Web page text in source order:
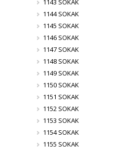
1143 SOKAK
1144 SOKAK
1145 SOKAK
1146 SOKAK
1147 SOKAK
1148 SOKAK
1149 SOKAK
1150 SOKAK
1151 SOKAK
1152 SOKAK
1153 SOKAK
1154 SOKAK
1155 SOKAK